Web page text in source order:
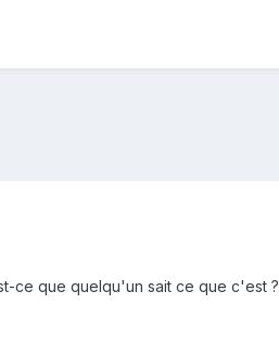
ce que quelqu'un sait ce que c'est ?